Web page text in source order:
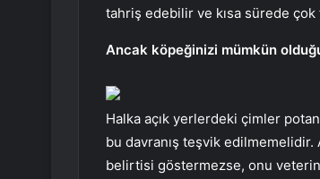
tahriş edebilir ve kısa sürede
Ancak köpeğinizi mümkün
Halka açık yerlerdeki çimler
bu davranış teşvik edilmemelidir.
belirtisi göstermezse, onu